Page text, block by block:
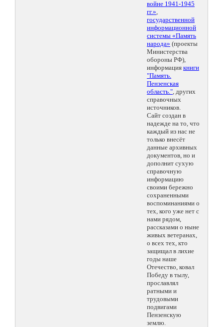
войне 1941-1945
гг.»,
государственной
информационной
системы «Память
народа» (проекты
Министерства
обороны РФ),
информация книги
"Память.
Пензенская
область.", других
справочных
источников.
Сайт создан в
надежде на то, что
каждый из нас не
только внесёт
данные архивных
документов, но и
дополнит сухую
справочную
информацию
своими бережно
сохраненными
воспоминаниями о
тех, кого уже нет с
нами рядом,
рассказами о ныне
живых ветеранах,
о всех тех, кто
защищал в лихие
годы наше
Отечество, ковал
Победу в тылу,
прославлял
ратными и
трудовыми
подвигами
Пензенскую
землю.